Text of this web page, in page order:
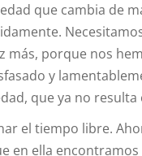
que cambia de
más, porque nos
y
que ya no
el tiempo libre.
en ella